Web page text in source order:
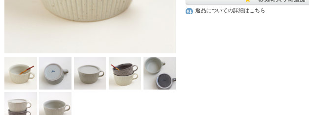
返品についての詳細はこちら